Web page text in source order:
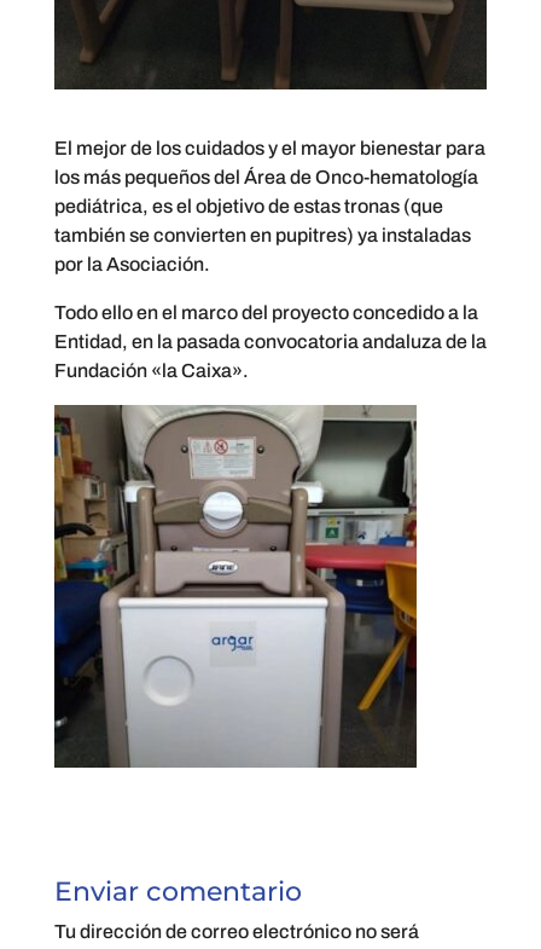
El mejor de los cuidados y el mayor bienestar para
los más pequeños del Área de Onco-hematología
pediátrica, es el objetivo de estas tronas (que
también se convierten en pupitres) ya instaladas
por la Asociación.
Todo ello en el marco del proyecto concedido a la
Entidad, en la pasada convocatoria andaluza de la
Fundación «la Caixa».
Enviar comentario
Tu dirección de correo electrónico no será